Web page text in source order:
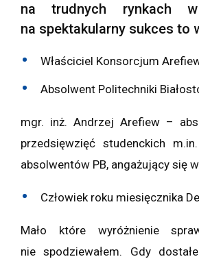
na trudnych rynkach w
na spektakularny sukces to
Właściciel Konsorcjum
Absolwent Politechniki
mgr. inż. Andrzej Arefiew –
przedsięwzięć studenckich
absolwentów PB, angażujący się
Człowiek roku miesięcznika
Mało które wyróżnienie
nie spodziewałem. Gdy